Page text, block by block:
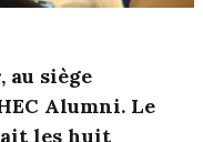
au siège
Alumni. Le
les huit